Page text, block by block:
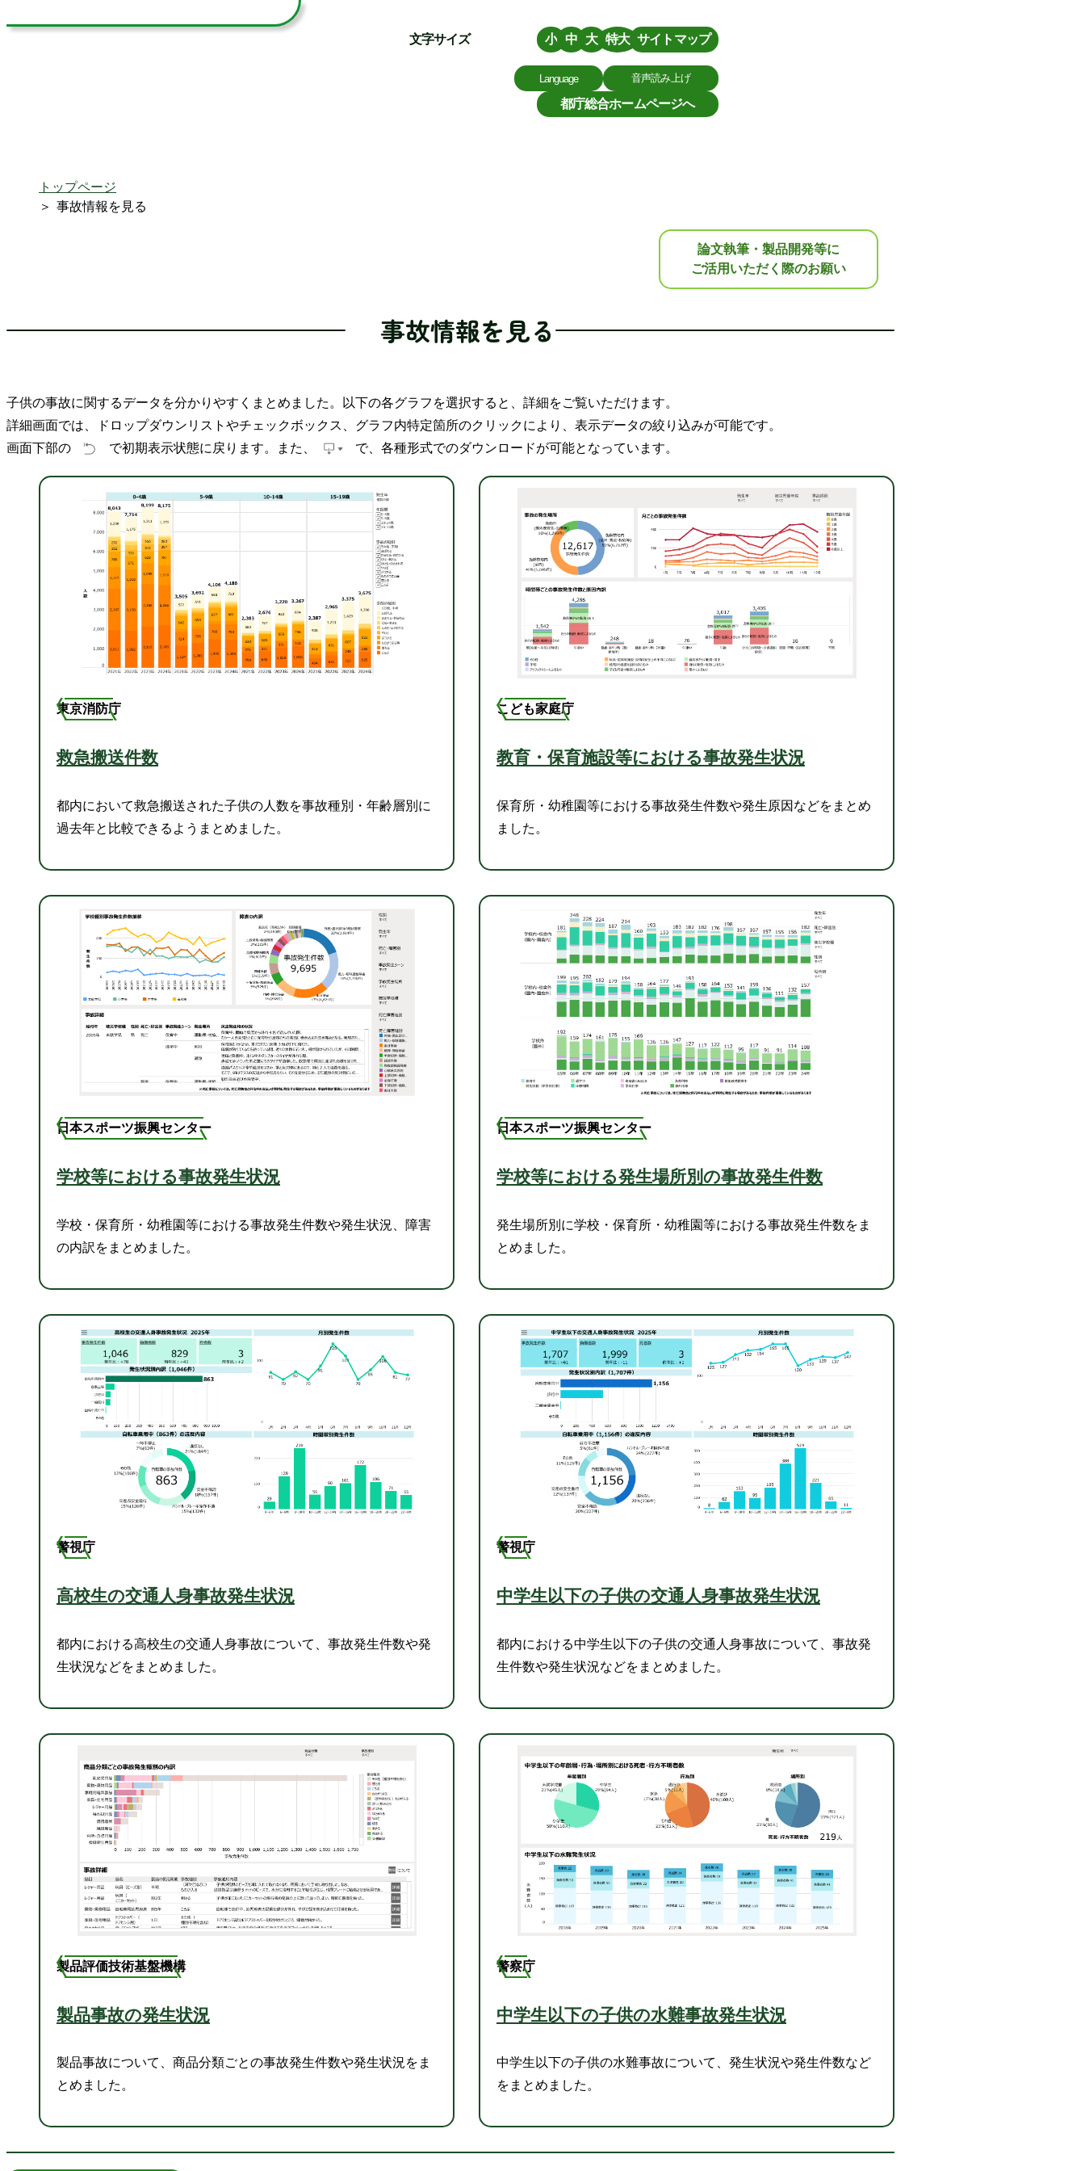
文字サイズ 小 中 大 特大 サイトマップ
Language 音声読み上げ
都庁総合ホームページへ
トップページ
事故情報を見る
論文執筆・製品開発等に
ご活用いただく際のお願い
事故情報を見る
子供の事故に関するデータを分かりやすくまとめました。以下の各グラフを選択すると、詳細をご覧いただけます。
詳細画面では、ドロップダウンリストやチェックボックス、グラフ内特定箇所のクリックにより、表示データの絞り込みが可能です。
画面下部の
で初期表示状態に戻ります。また、 で、各種形式でのダウンロードが可能となっています。
東京消防庁
救急搬送件数
都内において救急搬送された子供の人数を事故種別・年齢層別に
過去年と比較できるようまとめました。
こども家庭庁
教育・保育施設等における事故発生状況
保育所・幼稚園等における事故発生件数や発生原因などをまとめ
ました。
日本スポーツ振興センター
学校等における事故発生状況
学校・保育所・幼稚園等における事故発生件数や発生状況、障害
の内訳をまとめました。
日本スポーツ振興センター
学校等における発生場所別の事故発生件数
発生場所別に学校・保育所・幼稚園等における事故発生件数をま
とめました。
警視庁
高校生の交通人身事故発生状況
都内における高校生の交通人身事故について、事故発生件数や発
生状況などをまとめました。
警視庁
中学生以下の子供の交通人身事故発生状況
都内における中学生以下の子供の交通人身事故について、事故発
生件数や発生状況などをまとめました。
製品評価技術基盤機構
製品事故の発生状況
製品事故について、商品分類ごとの事故発生件数や発生状況をま
とめました。
警察庁
中学生以下の子供の水難事故発生状況
中学生以下の子供の水難事故について、発生状況や発生件数など
をまとめました。